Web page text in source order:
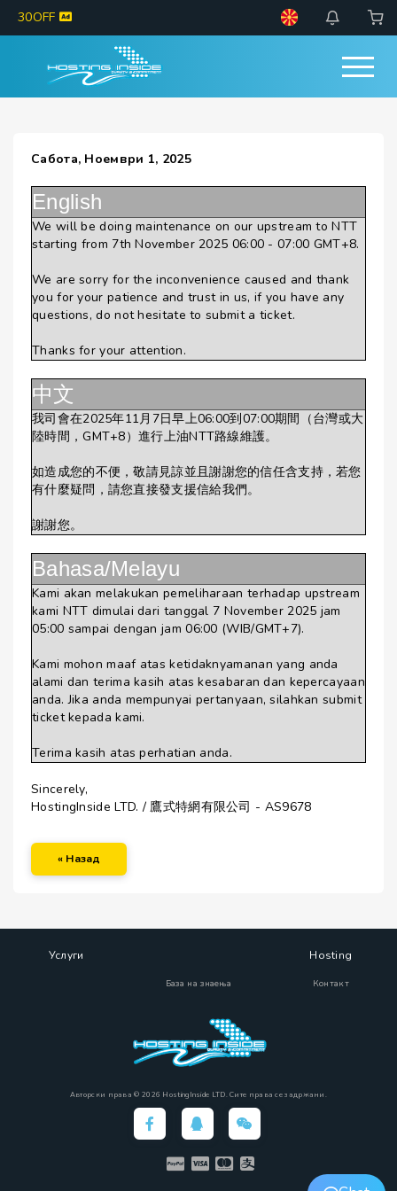
30OFF
Сабота, Ноември 1, 2025
English
We will be doing maintenance on our upstream to NTT
starting from 7th November 2025 06:00 - 07:00 GMT+8.
We are sorry for the inconvenience caused and thank
you for your patience and trust in us, if you have any
questions, do not hesitate to submit a ticket.
Thanks for your attention.
中文
我司會在2025年11月7日早上06:00到07:00期間（台灣或大
陸時間，GMT+8）進行上油NTT路線維護。
如造成您的不便，敬請見諒並且謝謝您的信任含支持，若您
有什麼疑問，請您直接發支援信給我們。
謝謝您。
Bahasa/Melayu
Kami akan melakukan pemeliharaan terhadap upstream
kami NTT dimulai dari tanggal 7 November 2025 jam
05:00 sampai dengan jam 06:00 (WIB/GMT+7).
Kami mohon maaf atas ketidaknyamanan yang anda
alami dan terima kasih atas kesabaran dan kepercayaan
anda. Jika anda mempunyai pertanyaan, silahkan submit
ticket kepada kami.
Terima kasih atas perhatian anda.
Sincerely,
HostingInside LTD. / 鷹式特網有限公司 - AS9678
« Назад
Услуги
База на знаења
Hosting
Контакт
Авторски права © 2026 HostingInside LTD. Сите права се задржани.